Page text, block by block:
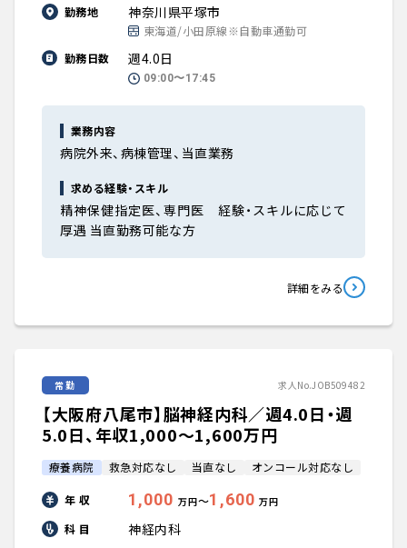
医師に役立つ取材記事
勤務地 神奈川県平塚市
東海道/小田原線※自動車通勤可
勤務日数
週4.0日
09:00〜17:45
業務内容
病院外来、病棟管理、当直業務
求める経験・スキル
精神保健指定医、専門医 経験・スキルに応じて
厚遇 当直勤務可能な方
詳細をみる
常勤 求人No.JOB509482
【大阪府八尾市】脳神経内科／週4.0日・週
5.0日、年収1,000〜1,600万円
療養病院 救急対応なし 当直なし オンコール対応なし
年 収 1,000 万円〜1,600 万円
科 目 神経内科